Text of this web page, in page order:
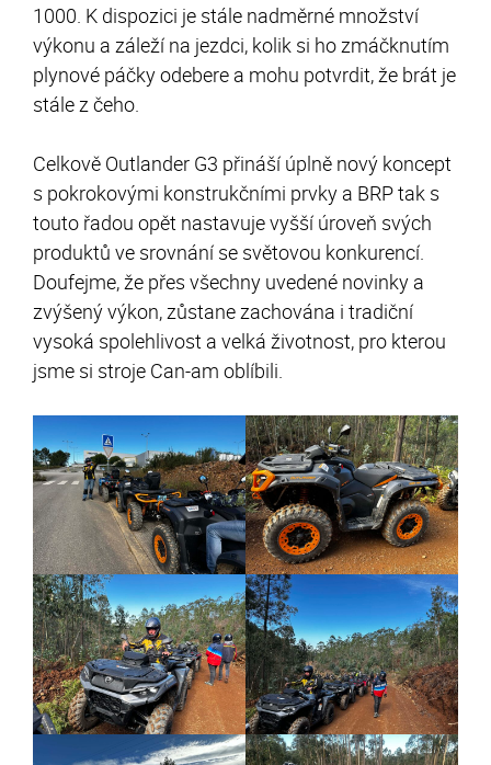
1000. K dispozici je stále nadměrné množství
výkonu a záleží na jezdci, kolik si ho zmáčknutím
plynové páčky odebere a mohu potvrdit, že brát je
stále z čeho.
Celkově Outlander G3 přináší úplně nový koncept
s pokrokovými konstrukčními prvky a BRP tak s
touto řadou opět nastavuje vyšší úroveň svých
produktů ve srovnání se světovou konkurencí.
Doufejme, že přes všechny uvedené novinky a
zvýšený výkon, zůstane zachována i tradiční
vysoká spolehlivost a velká životnost, pro kterou
jsme si stroje Can-am oblíbili.